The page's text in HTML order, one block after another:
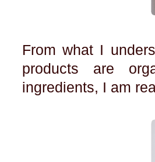
From what I
products are
ingredients, I am